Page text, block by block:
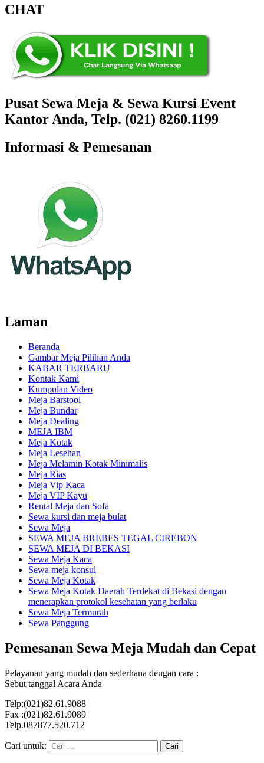
CHAT
Pusat Sewa Meja & Sewa Kursi Event
Kantor Anda, Telp. (021) 8260.1199
Informasi & Pemesanan
Laman
Beranda
Gambar Meja Pilihan Anda
KABAR TERBARU
Kontak Kami
Kumpulan Video
Meja Barstool
Meja Bundar
Meja Dealing
MEJA IBM
Meja Kotak
Meja Lesehan
Meja Melamin Kotak Minimalis
Meja Rias
Meja Vip Kaca
Meja VIP Kayu
Rental Meja dan Sofa
Sewa kursi dan meja bulat
Sewa Meja
SEWA MEJA BREBES TEGAL CIREBON
SEWA MEJA DI BEKASI
Sewa Meja Kaca
Sewa meja konsul
Sewa Meja Kotak
Sewa Meja Kotak Daerah Terdekat di Bekasi dengan
menerapkan protokol kesehatan yang berlaku
Sewa Meja Termurah
Sewa Panggung
Pemesanan Sewa Meja Mudah dan Cepat
Pelayanan yang mudah dan sederhana dengan cara :
Sebut tanggal Acara Anda
Telp:(021)82.61.9088
Fax :(021)82.61.9089
Telp.087877.520.712
Cari untuk: